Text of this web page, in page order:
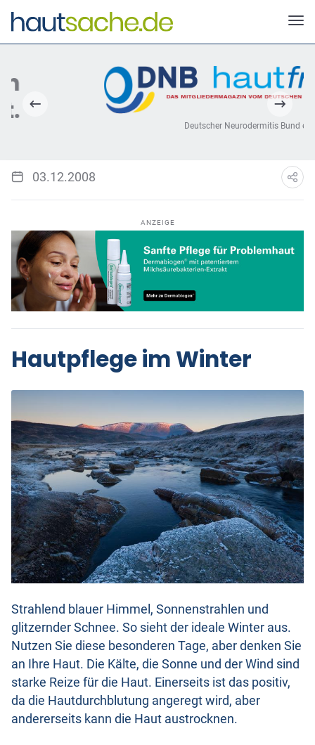
Deutscher Neurodermitis Bund e.V.
03.12.2008
ANZEIGE
Hautpflege im Winter
Strahlend blauer Himmel, Sonnenstrahlen und
glitzernder Schnee. So sieht der ideale Winter aus.
Nutzen Sie diese besonderen Tage, aber denken Sie
an Ihre Haut. Die Kälte, die Sonne und der Wind sind
starke Reize für die Haut. Einerseits ist das positiv,
da die Hautdurchblutung angeregt wird, aber
andererseits kann die Haut austrocknen.